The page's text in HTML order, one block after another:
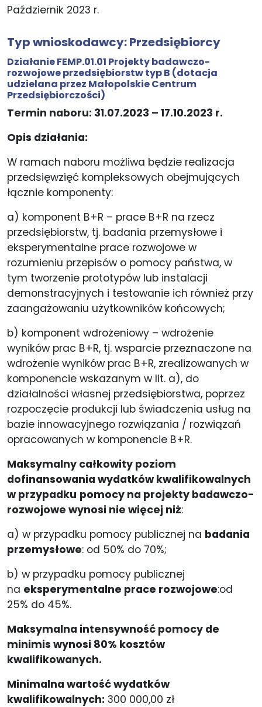
Październik 2023 r.
Typ wnioskodawcy:Przedsiębiorcy
Działanie FEMP.01.01 Projekty badawczo-
rozwojowe przedsiębiorstw typ B (dotacja
udzielana przez Małopolskie Centrum
Przedsiębiorczości)
Termin naboru: 31.07.2023 – 17.10.2023 r.
Opis działania:
W ramach naboru możliwa będzie realizacja
przedsięwzięć kompleksowych obejmujących
łącznie komponenty:
a) komponent B+R – prace B+R na rzecz
przedsiębiorstw, tj. badania przemysłowe i
eksperymentalne prace rozwojowe w
rozumieniu przepisów o pomocy państwa, w
tym tworzenie prototypów lub instalacji
demonstracyjnych i testowanie ich również przy
zaangażowaniu użytkowników końcowych;
b) komponent wdrożeniowy – wdrożenie
wyników prac B+R, tj. wsparcie przeznaczone na
wdrożenie wyników prac B+R, zrealizowanych w
komponencie wskazanym w lit. a), do
działalności własnej przedsiębiorstwa, poprzez
rozpoczęcie produkcji lub świadczenia usług na
bazie innowacyjnego rozwiązania / rozwiązań
opracowanych w komponencie B+R.
Maksymalny całkowity poziom
dofinansowania wydatków kwalifikowalnych
w przypadku pomocy na projekty badawczo-
rozwojowe wynosi nie więcej niż:
a) w przypadku pomocy publicznej na badania
przemysłowe: od 50% do 70%;
b) w przypadku pomocy publicznej
na eksperymentalne prace rozwojowe:od
25% do 45%.
Maksymalna intensywność pomocy de
minimis wynosi 80% kosztów
kwalifikowanych.
Minimalna wartość wydatków
kwalifikowalnych: 300 000,00 zł